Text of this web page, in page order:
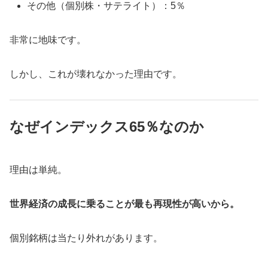
その他（個別株・サテライト）：5％
非常に地味です。
しかし、これが壊れなかった理由です。
なぜインデックス65％なのか
理由は単純。
世界経済の成長に乗ることが最も再現性が高いから。
個別銘柄は当たり外れがあります。